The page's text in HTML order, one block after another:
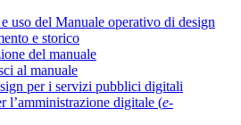
uso del Manuale operativo di design
e storico
del manuale
al manuale
per i servizi pubblici digitali
l’amministrazione digitale (e-